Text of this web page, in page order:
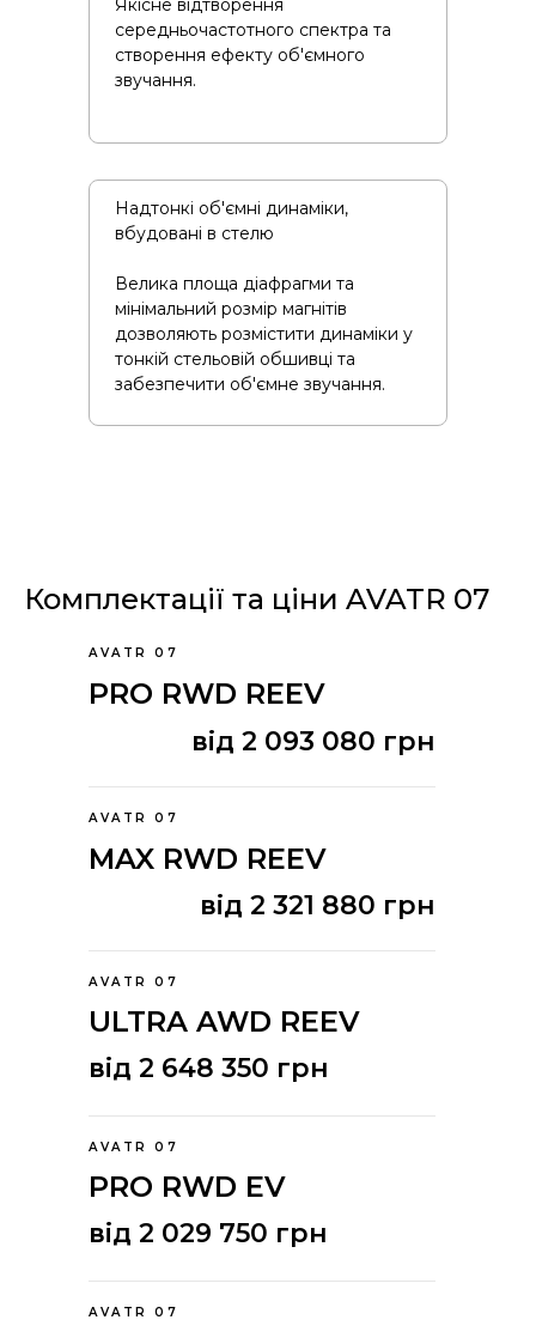
Надтонкі об'ємні динаміки,
вбудовані в стелю
Велика площа діафрагми та
мінімальний розмір магнітів
дозволяють розмістити динаміки у
тонкій стельовій обшивці та
забезпечити об'ємне звучання.
Якісне відтворення
середньочастотного спектра та
створення ефекту об'ємного
звучання.
Комплектації та ціни AVATR 07
MAX RWD REEV
AVATR 07
від 2 321 880 грн
ULTRA AWD REEV
AVATR 07
від 2 648 350 грн
AVATR 07
від 2 029 750 грн
AVATR 07
PRO RWD EV
PRO RWD REEV
AVATR 07
від 2 093 080 грн